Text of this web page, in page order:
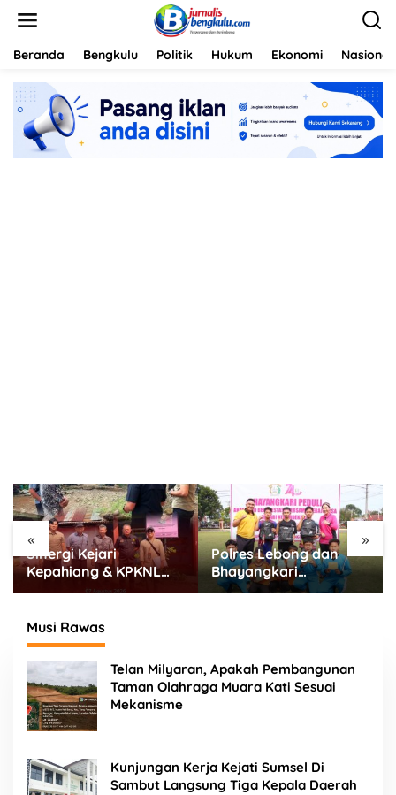
Beranda Bengkulu Politik Hukum Ekonomi Nasional
« »
Polres Lebong dan
Bhayangkari
Meriahkan HUT RI ke-
Asuhan
295 Pelajar Bengkulu
Selatan Unjuk Bakat,
Seni Tradisional Jadi
Musi Rawas
Telan Milyaran, Apakah Pembangunan
Taman Olahraga Muara Kati Sesuai
Mekanisme
Kunjungan Kerja Kejati Sumsel Di
Sambut Langsung Tiga Kepala Daerah